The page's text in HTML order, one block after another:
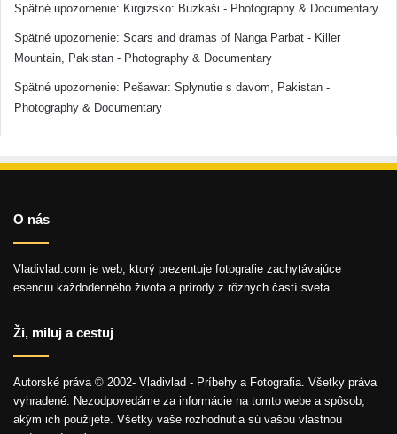
Spätné upozornenie: Kirgizsko: Buzkaši - Photography & Documentary
Spätné upozornenie: Scars and dramas of Nanga Parbat - Killer
Mountain, Pakistan - Photography & Documentary
Spätné upozornenie: Pešawar: Splynutie s davom, Pakistan -
Photography & Documentary
O nás
Vladivlad.com je web, ktorý prezentuje fotografie zachytávajúce
esenciu každodenného života a prírody z rôznych častí sveta.
Ži, miluj a cestuj
Autorské práva © 2002- Vladivlad - Príbehy a Fotografia. Všetky práva
vyhradené. Nezodpovedáme za informácie na tomto webe a spôsob,
akým ich použijete. Všetky vaše rozhodnutia sú vašou vlastnou